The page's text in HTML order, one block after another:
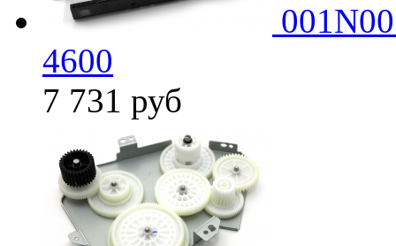
4600
7 731 руб